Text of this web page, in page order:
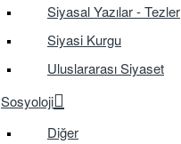
Siyasal Yazılar - Tezler
Siyasi Kurgu
Uluslararası Siyaset
Sosyoloji
Diğer